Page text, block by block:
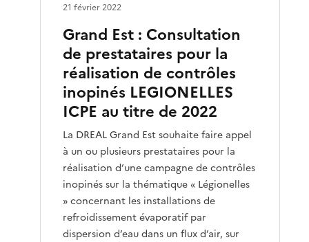
Grand Est : Consultation
de prestataires pour la
réalisation de contrôles
inopinés LEGIONELLES
ICPE au titre de 2022
La DREAL Grand Est souhaite faire appel
à un ou plusieurs prestataires pour la
réalisation d’une campagne de contrôles
inopinés sur la thématique « Légionelles
» concernant les installations de
refroidissement évaporatif par
dispersion d’eau dans un flux d’air, sur
21 février 2022